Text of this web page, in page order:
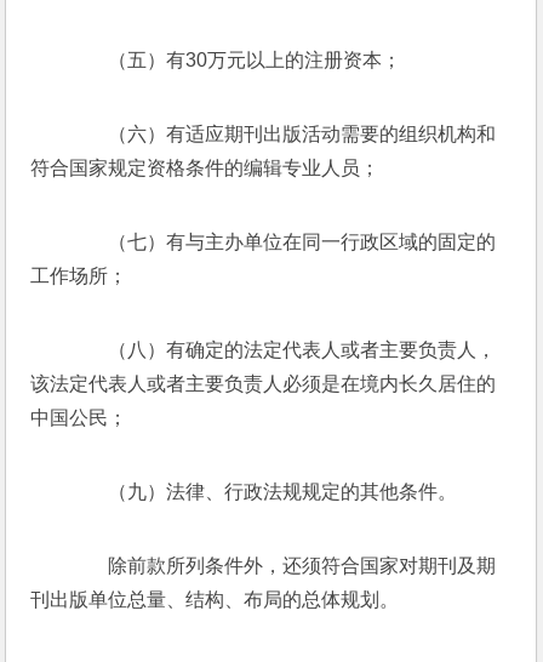
（五）有30万元以上的注册资本；
（六）有适应期刊出版活动需要的组织机构和
符合国家规定资格条件的编辑专业人员；
（七）有与主办单位在同一行政区域的固定的
工作场所；
（八）有确定的法定代表人或者主要负责人，
该法定代表人或者主要负责人必须是在境内长久居住的
中国公民；
（九）法律、行政法规规定的其他条件。
除前款所列条件外，还须符合国家对期刊及期
刊出版单位总量、结构、布局的总体规划。